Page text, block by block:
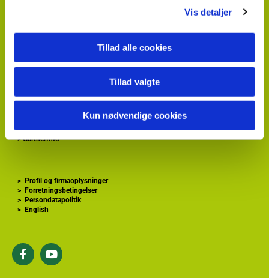
Vis detaljer
Tillad alle cookies
Tillad valgte
Kun nødvendige cookies
DK5250 Odense SV
>Gartner Tidende
>GartnerInfo
> Profil og firmaoplysninger
> Forretningsbetingelser
> Persondatapolitik
> English